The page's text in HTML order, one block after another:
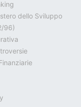
dello Sviluppo
96)